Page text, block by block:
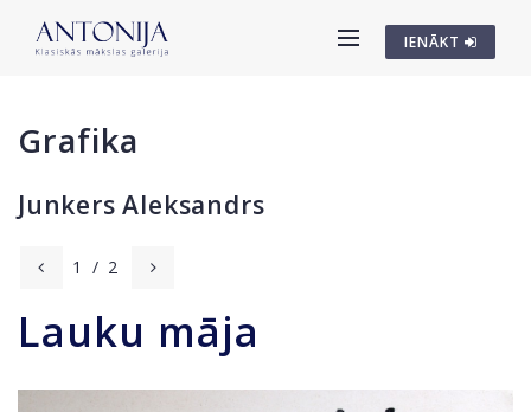
IENĀKT
Grafika
Junkers Aleksandrs
1 / 2
Lauku māja